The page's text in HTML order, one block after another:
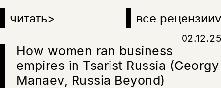
читать> все рецензииv
How women ran business
empires in Tsarist Russia (Georgy
Manaev, Russia Beyond)
02.12.25